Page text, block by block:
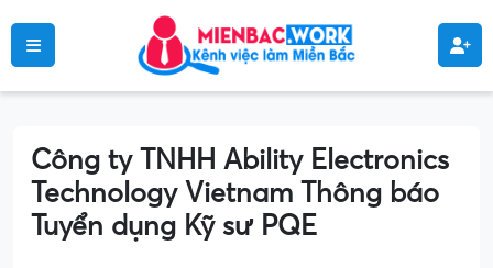
Công ty TNHH Ability Electronics
Technology Vietnam Thông báo
Tuyển dụng Kỹ sư PQE